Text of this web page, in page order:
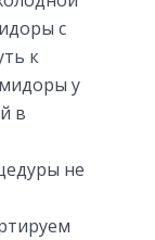
с
к
у
в
не